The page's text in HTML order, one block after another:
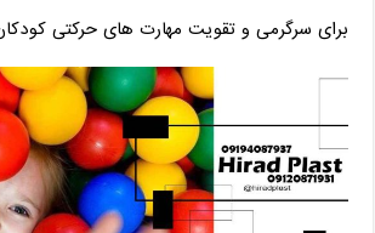
برای سرگرمی و تقویت مهارت‌ های حرکتی